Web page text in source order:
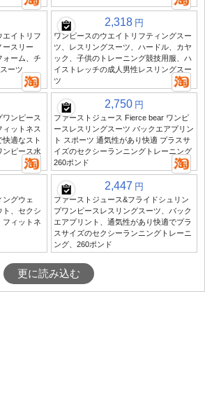
エイトリフ
ースリー
ォーム、チ
ーツ
2,318 円
ワンピースのウエイトリフティングスー
ツ、レスリングスーツ、ハードル、カヤ
ック、子供のトレーニング競技用服、ハ
イストレッチの成人男性レスリングスー
ツ
ワンピース
ィットネス
適なスト
ンピース水
2,750 円
ファーストジュース Fierce bear ワンピ
ースレスリングスーツ バックエアプリン
ト スポーツ 通気性があり快適 プラスサ
イズのセクシーランニングトレーニング
260ポンド
ングウェ
ト、セクシ
フィットネ
2,447 円
ファーストジュース&フライドシュリン
プワンピースレスリングスーツ、バック
エアプリント、通気性があり快適でプラ
スサイズのセクシーランニングトレーニ
ング、260ポンド
更に読み込む